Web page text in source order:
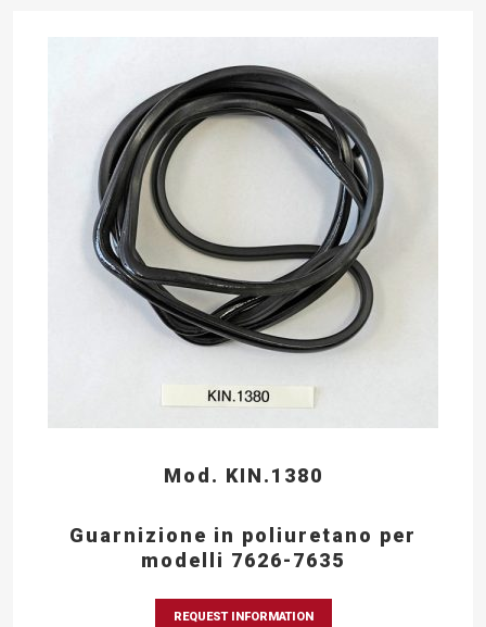
Mod. KIN.1380
Guarnizione in poliuretano per
modelli 7626-7635
REQUEST INFORMATION